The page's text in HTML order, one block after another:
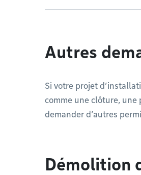
Autres
Si votre projet
comme une clôture, une
demander d’autres
Démolition